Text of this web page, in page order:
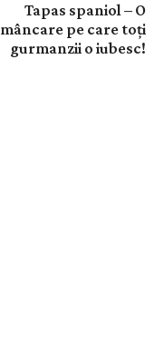
Tapas spaniol – O
mâncare pe care toți
gurmanzii o iubesc!